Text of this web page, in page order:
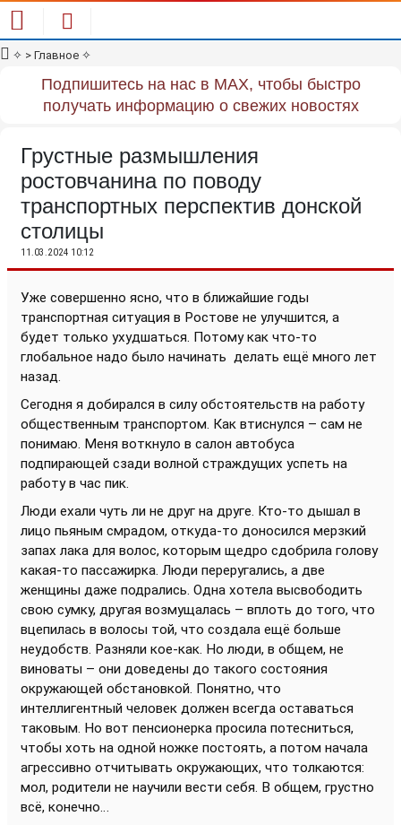
✧ > Главное ✧
Подпишитесь на нас в MAX, чтобы быстро
получать информацию о свежих новостях
Грустные размышления
ростовчанина по поводу
транспортных перспектив донской
столицы
11.03.2024 10:12
Уже совершенно ясно, что в ближайшие годы
транспортная ситуация в Ростове не улучшится, а
будет только ухудшаться. Потому как что-то
глобальное надо было начинать делать ещё много лет
назад.
Сегодня я добирался в силу обстоятельств на работу
общественным транспортом. Как втиснулся – сам не
понимаю. Меня воткнуло в салон автобуса
подпирающей сзади волной страждущих успеть на
работу в час пик.
Люди ехали чуть ли не друг на друге. Кто-то дышал в
лицо пьяным смрадом, откуда-то доносился мерзкий
запах лака для волос, которым щедро сдобрила голову
какая-то пассажирка. Люди переругались, а две
женщины даже подрались. Одна хотела высвободить
свою сумку, другая возмущалась – вплоть до того, что
вцепилась в волосы той, что создала ещё больше
неудобств. Разняли кое-как. Но люди, в общем, не
виноваты – они доведены до такого состояния
окружающей обстановкой. Понятно, что
интеллигентный человек должен всегда оставаться
таковым. Но вот пенсионерка просила потесниться,
чтобы хоть на одной ножке постоять, а потом начала
агрессивно отчитывать окружающих, что толкаются:
мол, родители не научили вести себя. В общем, грустно
всё, конечно…